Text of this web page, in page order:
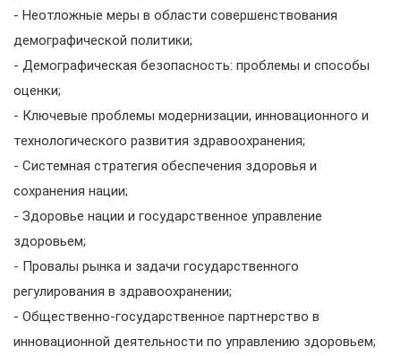
- Неотложные меры в области совершенствования
демографической политики;
- Демографическая безопасность: проблемы и способы
оценки;
- Ключевые проблемы модернизации, инновационного и
технологического развития здравоохранения;
- Системная стратегия обеспечения здоровья и
сохранения нации;
- Здоровье нации и государственное управление
здоровьем;
- Провалы рынка и задачи государственного
регулирования в здравоохранении;
- Общественно-государственное партнерство в
инновационной деятельности по управлению здоровьем;